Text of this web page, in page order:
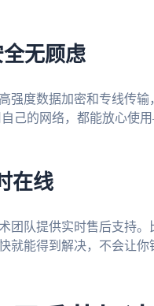
无顾虑
强度数据加密和专线传输
己的网络，都能放心使
在线
团队提供实时售后支持。
就能得到解决，不会让